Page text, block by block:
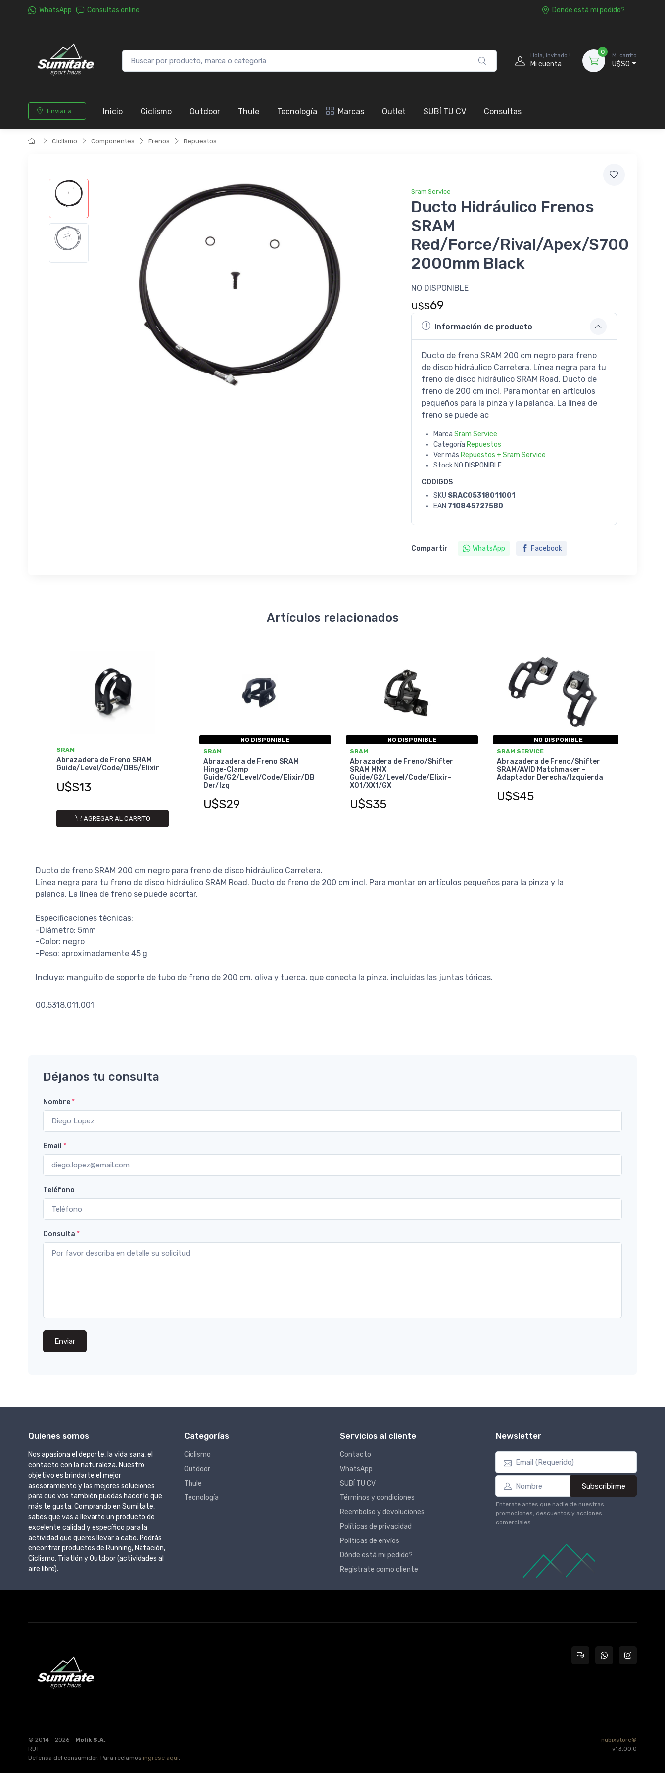
WhatsApp Consultas online Donde está mi pedido?
Hola, invitado !
Mi cuenta
0
Mi carrito
U$S0
Enviar a ... Inicio Ciclismo Outdoor Thule Tecnología Marcas Outlet SUBÍ TU CV Consultas
Ciclismo Componentes Frenos Repuestos
Sram Service
Ducto Hidráulico Frenos
SRAM
Red/Force/Rival/Apex/S700
2000mm Black
NO DISPONIBLE
U$S69
Información de producto
Ducto de freno SRAM 200 cm negro para freno
de disco hidráulico Carretera. Línea negra para tu
freno de disco hidráulico SRAM Road. Ducto de
freno de 200 cm incl. Para montar en artículos
pequeños para la pinza y la palanca. La línea de
freno se puede ac
Marca Sram Service
Categoría Repuestos
Ver más Repuestos + Sram Service
Stock NO DISPONIBLE
CODIGOS
SKU SRAC05318011001
EAN 710845727580
Compartir WhatsApp Facebook
Artículos relacionados
SRAM
Abrazadera de Freno SRAM
Guide/Level/Code/DB5/Elixir
U$S13
AGREGAR AL CARRITO
NO DISPONIBLE
SRAM
Abrazadera de Freno SRAM
Hinge-Clamp
Guide/G2/Level/Code/Elixir/DB
Der/Izq
U$S29
NO DISPONIBLE
SRAM
Abrazadera de Freno/Shifter
SRAM MMX
Guide/G2/Level/Code/Elixir-
X01/XX1/GX
U$S35
NO DISPONIBLE
SRAM SERVICE
Abrazadera de Freno/Shifter
SRAM/AVID Matchmaker -
Adaptador Derecha/Izquierda
U$S45
Ducto de freno SRAM 200 cm negro para freno de disco hidráulico Carretera.
Línea negra para tu freno de disco hidráulico SRAM Road. Ducto de freno de 200 cm incl. Para montar en artículos pequeños para la pinza y la
palanca. La línea de freno se puede acortar.
Especificaciones técnicas:
-Diámetro: 5mm
-Color: negro
-Peso: aproximadamente 45 g
Incluye: manguito de soporte de tubo de freno de 200 cm, oliva y tuerca, que conecta la pinza, incluidas las juntas tóricas.
00.5318.011.001
Déjanos tu consulta
Nombre*
Email *
Teléfono
Consulta *
Enviar
Quienes somos
Nos apasiona el deporte, la vida sana, el
contacto con la naturaleza. Nuestro
objetivo es brindarte el mejor
asesoramiento y las mejores soluciones
para que vos también puedas hacer lo que
más te gusta. Comprando en Sumitate,
sabes que vas a llevarte un producto de
excelente calidad y específico para la
actividad que queres llevar a cabo. Podrás
encontrar productos de Running, Natación,
Ciclismo, Triatlón y Outdoor (actividades al
aire libre).
Categorías
Ciclismo
Outdoor
Thule
Tecnología
Servicios al cliente
Contacto
WhatsApp
SUBÍ TU CV
Términos y condiciones
Reembolso y devoluciones
Políticas de privacidad
Políticas de envíos
Dónde está mi pedido?
Registrate como cliente
Newsletter
Subscribirme
Enterate antes que nadie de nuestras
promociones, descuentos y acciones
comerciales.
© 2014 - 2026 - Molik S.A.
RUT -
Defensa del consumidor. Para reclamos ingrese aquí.
nubixstore®
v13.00.0